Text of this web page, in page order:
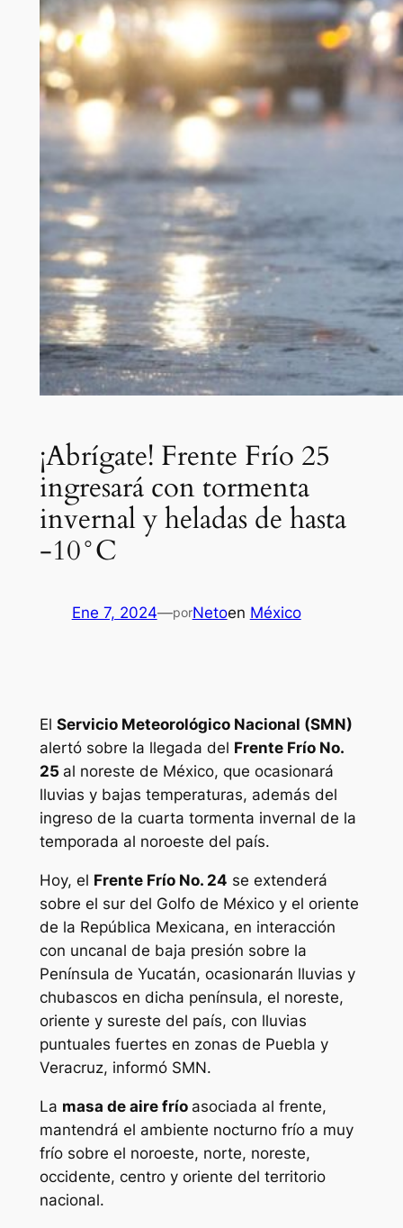
¡Abrígate! Frente Frío 25
ingresará con tormenta
invernal y heladas de hasta
-10°C
Ene 7, 2024—porNetoen México
El Servicio Meteorológico Nacional (SMN)
alertó sobre la llegada del Frente Frío No.
25 al noreste de México, que ocasionará
lluvias y bajas temperaturas, además del
ingreso de la cuarta tormenta invernal de la
temporada al noroeste del país.
Hoy, el Frente Frío No. 24 se extenderá
sobre el sur del Golfo de México y el oriente
de la República Mexicana, en interacción
con uncanal de baja presión sobre la
Península de Yucatán, ocasionarán lluvias y
chubascos en dicha península, el noreste,
oriente y sureste del país, con lluvias
puntuales fuertes en zonas de Puebla y
Veracruz, informó SMN.
La masa de aire frío asociada al frente,
mantendrá el ambiente nocturno frío a muy
frío sobre el noroeste, norte, noreste,
occidente, centro y oriente del territorio
nacional.